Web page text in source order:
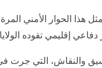
هذا الحوار الأمني
إقليمي تقوده
والنقاش، التي جرت